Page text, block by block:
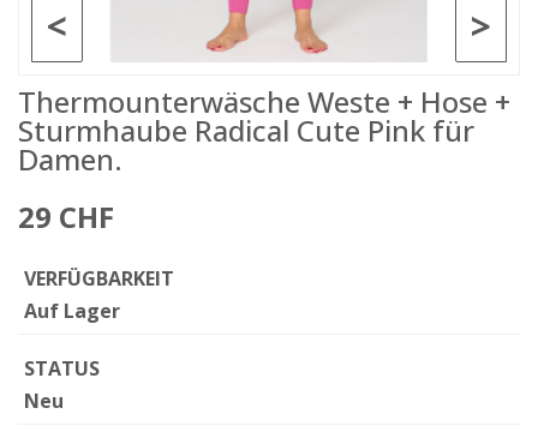
>
<
Thermounterwäsche Weste + Hose +
Sturmhaube Radical Cute Pink für
Damen.
29 CHF
VERFÜGBARKEIT
Auf Lager
STATUS
Neu